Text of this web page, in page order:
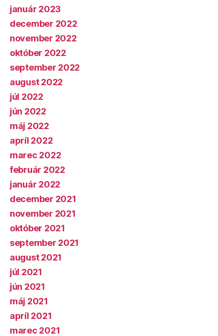
január 2023
december 2022
november 2022
október 2022
september 2022
august 2022
júl 2022
jún 2022
máj 2022
apríl 2022
marec 2022
február 2022
január 2022
december 2021
november 2021
október 2021
september 2021
august 2021
júl 2021
jún 2021
máj 2021
apríl 2021
marec 2021